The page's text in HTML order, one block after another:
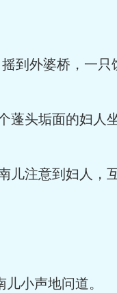
外婆桥，一只
头垢面的妇人坐
注意到妇人，互
小声地问道。